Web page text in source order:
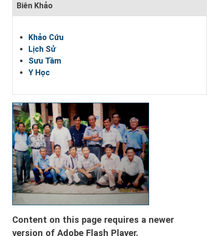
Biên Khảo
Khảo Cứu
Lịch Sử
Sưu Tầm
Y Học
Content on this page requires a newer
version of Adobe Flash Player.